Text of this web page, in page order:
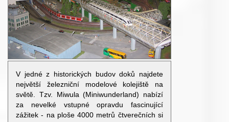
V jedné z historických budov doků najdete
největší železniční modelové kolejiště na
světě. Tzv. Miwula (Miniwunderland) nabízí
za nevelké vstupné opravdu fascinující
zážitek - na ploše 4000 metrů čtverečních si